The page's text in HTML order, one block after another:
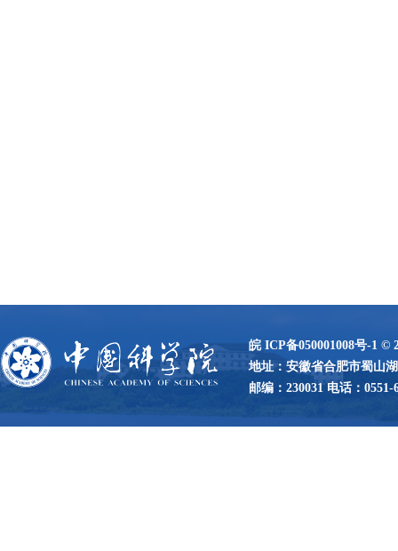
皖 ICP备050001008号-1 ©
地址：安徽省合肥市蜀山
邮编：230031 电话：